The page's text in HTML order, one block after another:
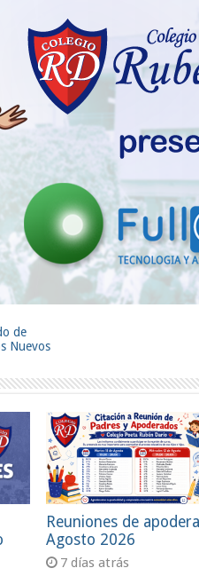
de
Nuevos
Reuniones de
Agosto 2026
7 días atrás